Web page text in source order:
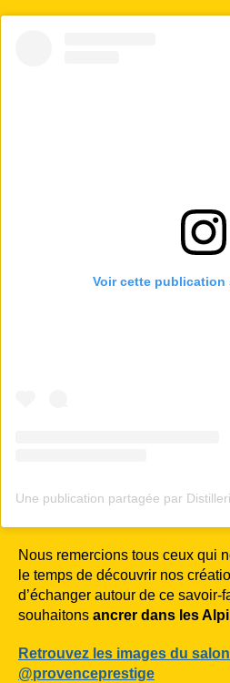
Voir cette publication
Nous remercions tous ceux qui
le temps de découvrir nos
d’échanger autour de ce savoir-
souhaitons ancrer dans les
Retrouvez les images du
@provenceprestige